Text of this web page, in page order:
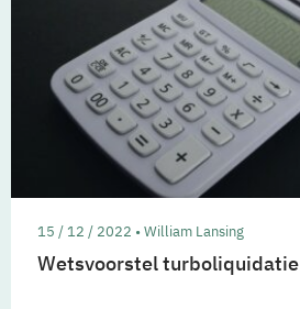
15 / 12 / 2022 • William Lansing
Wetsvoorstel turboliquidatie